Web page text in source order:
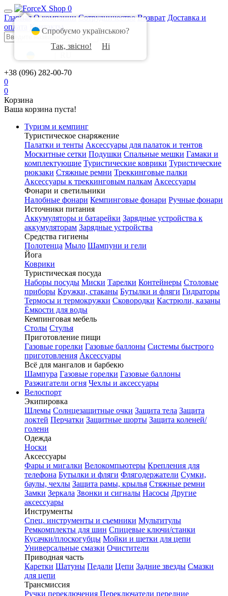
0
Главная О компании Сотрудничество Возврат Доставка и
оплата
Контакты
+38 (096) 282-00-70
0
0
Корзина
Ваша корзина пуста!
Туризм и кемпинг
Туристическое снаряжение
Палатки и тенты Аксессуары для палаток и тентов
Москитные сетки Подушки Спальные мешки Гамаки и
комплектующие Туристические коврики Туристические
рюкзаки Стяжные ремни Треккинговые палки
Аксессуары к треккинговым палкам Аксессуары
Фонари и светильники
Налобные фонари Кемпинговые фонари Ручные фонари
Источники питания
Аккумуляторы и батарейки Зарядные устройства к
аккумуляторам Зарядные устройства
Средства гигиены
Полотенца Мыло Шампуни и гели
Йога
Коврики
Туристическая посуда
Наборы посуды Миски Тарелки Контейнеры Столовые
приборы Кружки, стаканы Бутылки и фляги Гидраторы
Термосы и термокружки Сковородки Кастрюли, казаны
Ёмкости для воды
Кемпинговая мебель
Столы Стулья
Приготовление пищи
Газовые горелки Газовые баллоны Системы быстрого
приготовления Аксессуары
Всё для мангалов и барбекю
Шампура Газовые горелки Газовые баллоны
Разжигатели огня Чехлы и аксессуары
Велоспорт
Экипировка
Шлемы Солнцезащитные очки Защита тела Защита
локтей Перчатки Защитные шорты Защита коленей/
голени
Одежда
Носки
Аксессуары
Фары и мигалки Велокомпьютеры Крепления для
телефона Бутылки и фляги Флягодержатели Сумки,
баулы, чехлы Защита рамы, крылья Стяжные ремни
Замки Зеркала Звонки и сигналы Насосы Другие
аксессуары
Инструменты
Спец. инструменты и съемники Мультитулы
Ремкомплекты для шин Спицевые ключи/станки
Кусачки/плоскогубцы Мойки и щетки для цепи
Универсальные смазки Очистители
Приводная часть
Каретки Шатуны Педали Цепи Задние звезды Смазки
для цепи
Трансмиссия
Ручки переключения Переключатели передние
Спробуємо українською?
Так, звісно!
Ні